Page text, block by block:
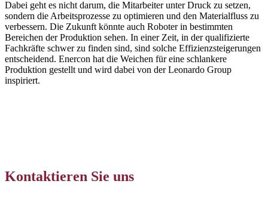
Dabei geht es nicht darum, die Mitarbeiter unter Druck zu setzen,
sondern die Arbeitsprozesse zu optimieren und den Materialfluss zu
verbessern. Die Zukunft könnte auch Roboter in bestimmten
Bereichen der Produktion sehen. In einer Zeit, in der qualifizierte
Fachkräfte schwer zu finden sind, sind solche Effizienzsteigerungen
entscheidend. Enercon hat die Weichen für eine schlankere
Produktion gestellt und wird dabei von der Leonardo Group
inspiriert.
Kontaktieren Sie uns